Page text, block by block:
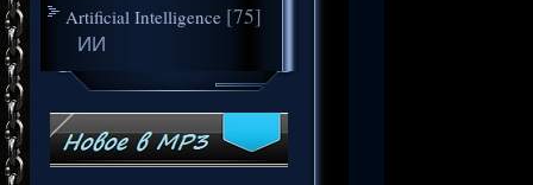
Artificial Intelligence [75]
ИИ